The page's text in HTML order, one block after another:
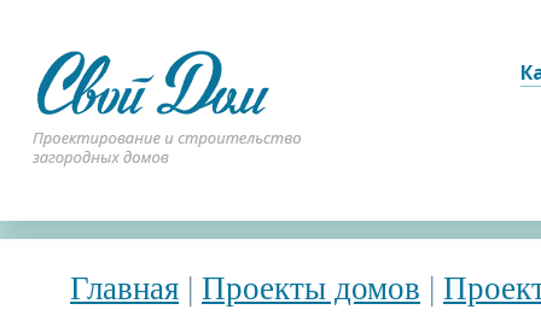
Главная | Проекты домов |